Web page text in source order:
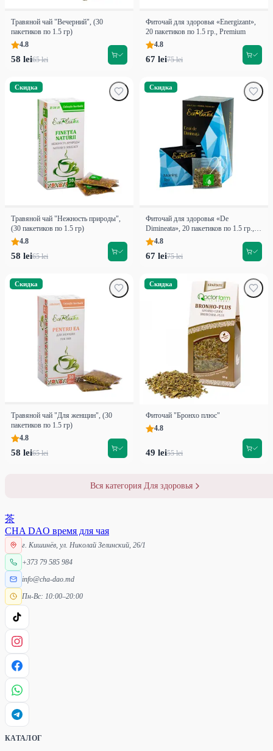
Травяной чай "Вечерний", (30
пакетиков по 1.5 гр)
4.8
58 lei65 lei
Фиточай для здоровья «Energizant»,
20 пакетиков по 1.5 гр., Premium
4.8
67 lei75 lei
Скидка
Травяной чай "Нежность природы",
(30 пакетиков по 1.5 гр)
4.8
58 lei65 lei
Скидка
Фиточай для здоровья «De
Dimineata», 20 пакетиков по 1.5 гр.,
Premium
4.8
67 lei75 lei
Скидка
Травяной чай "Для женщин", (30
пакетиков по 1.5 гр)
4.8
58 lei65 lei
Скидка
Фиточай "Бронхо плюс"
4.8
49 lei55 lei
Вся категория Для здоровья
茶
CHA DAO время для чая
г. Кишинёв, ул. Николай Зелинский, 26/1
+373 79 585 984
info@cha-dao.md
Пн-Вс: 10:00–20:00
КАТАЛОГ